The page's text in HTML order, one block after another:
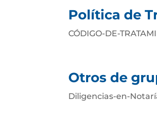
Política de
CÓDIGO-DE-
Otros de
Diligencias-en-